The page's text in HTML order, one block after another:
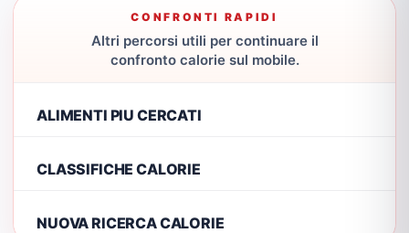
CONFRONTI RAPIDI
Altri percorsi utili per continuare il
confronto calorie sul mobile.
ALIMENTI PIU CERCATI
CLASSIFICHE CALORIE
NUOVA RICERCA CALORIE